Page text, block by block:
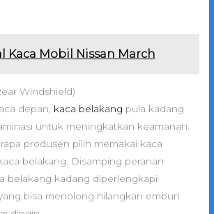
Kaca Mobil Nissan March
Windshield)
depan, kaca belakang pula kadang
untuk meningkatkan keamanan.
produsen pilih memakai kaca
belakang. Disamping peranan
belakang kadang diperlengkapi
bisa menolong hilangkan embun